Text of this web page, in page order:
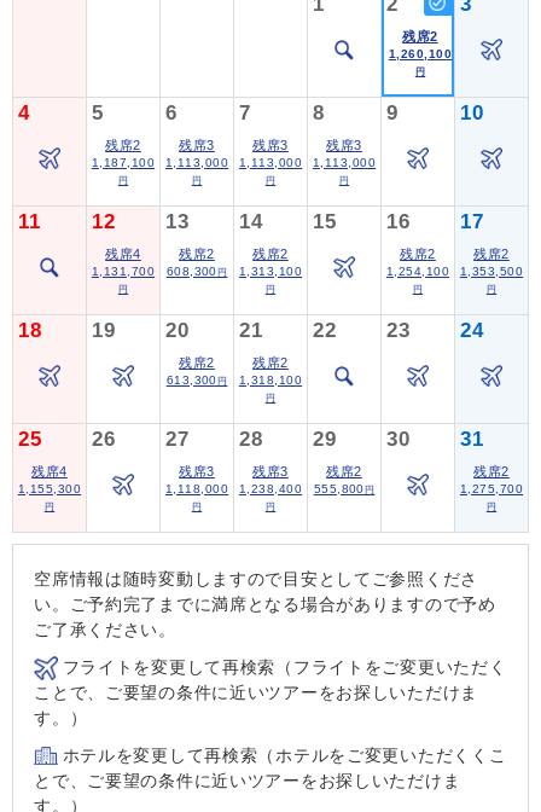
1 2
残席2
1,260,100
円
3
4 5
残席2
1,187,100
円
6
残席3
1,113,000
円
7
残席3
1,113,000
円
8
残席3
1,113,000
円
9 10
11 12
残席4
1,131,700
円
13
残席2
608,300 円
14
残席2
1,313,100
円
15 16
残席2
1,254,100
円
17
残席2
1,353,500
円
18 19 20
残席2
613,300 円
21
残席2
1,318,100
円
22 23 24
25
残席4
1,155,300
円
26 27
残席3
1,118,000
円
28
残席3
1,238,400
円
29
残席2
555,800 円
30 31
残席2
1,275,700
円
空席情報は随時変動しますので目安としてご参照くださ
い。ご予約完了までに満席となる場合がありますので予め
ご了承ください。
フライトを変更して再検索（フライトをご変更いただく
ことで、ご要望の条件に近いツアーをお探しいただけま
す。）
ホテルを変更して再検索（ホテルをご変更いただくくこ
とで、ご要望の条件に近いツアーをお探しいただけま
す。）